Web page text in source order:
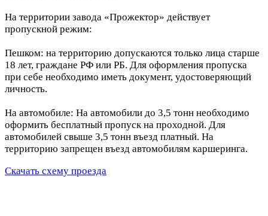
На территории завода «Прожектор» действует
пропускной режим:
Пешком: на территорию допускаются только лица старше
18 лет, граждане РФ или РБ. Для оформления пропуска
при себе необходимо иметь документ, удостоверяющий
личность.
На автомобиле: На автомобили до 3,5 тонн необходимо
оформить бесплатный пропуск на проходной. Для
автомобилей свыше 3,5 тонн въезд платный. На
территорию запрещен въезд автомобилям каршеринга.
Скачать схему проезда